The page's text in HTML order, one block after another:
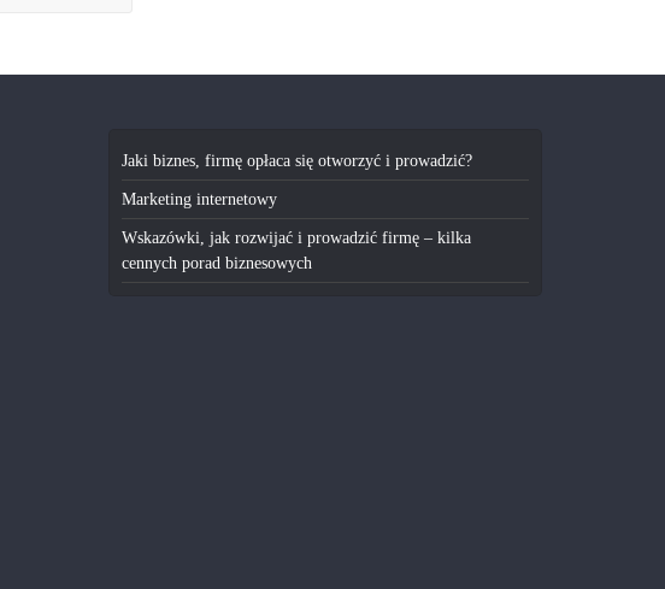
Jaki biznes, firmę opłaca się otworzyć i prowadzić?
Marketing internetowy
Wskazówki, jak rozwijać i prowadzić firmę – kilka
cennych porad biznesowych